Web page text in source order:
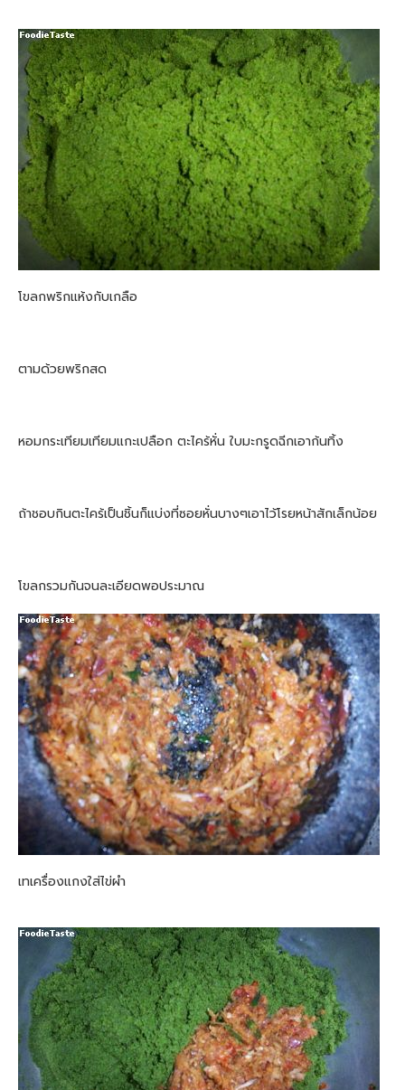
โขลกพริกแห้งกับเกลือ
ตามด้วยพริกสด
หอมกระเทียมเทียมแกะเปลือก ตะไคร้หั่น ใบมะกรูดฉีกเอาก้นทิ้ง
ถ้าชอบกินตะไคร้เป็นชิ้นก็แบ่งที่ซอยหั่นบางๆเอาไว้โรยหน้าสักเล็กน้อย
โขลกรวมกันจนละเอียดพอประมาณ
เทเครื่องแกงใส่ไข่ผำ